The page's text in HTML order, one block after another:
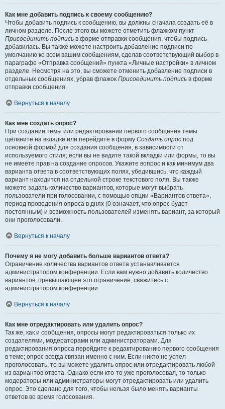
Как мне добавить подпись к своему сообщению?
Чтобы добавить подпись к сообщению, вы должны сначала создать её в
личном разделе. После этого вы можете отметить флажком пункт
Присоединить подпись в форме отправки сообщения, чтобы подпись
добавилась. Вы также можете настроить добавление подписи по
умолчанию ко всем вашим сообщениям, сделав соответствующий выбор в
параграфе «Отправка сообщений» пункта «Личные настройки» в личном
разделе. Несмотря на это, вы сможете отменить добавление подписи в
отдельных сообщениях, убрав флажок Присоединить подпись в форме
отправки сообщения.
Вернуться к началу
Как мне создать опрос?
При создании темы или редактировании первого сообщения темы
щёлкните на вкладке или перейдите в форму Создать опрос под
основной формой для создания сообщения, в зависимости от
используемого стиля; если вы не видите такой вкладки или формы, то вы
не имеете прав на создание опросов. Укажите вопрос и как минимум два
варианта ответа в соответствующих полях, убедившись, что каждый
вариант находится на отдельной строке текстового поля. Вы также
можете задать количество вариантов, которые могут выбрать
пользователи при голосовании, с помощью опции «Вариантов ответа»,
период проведения опроса в днях (0 означает, что опрос будет
постоянным) и возможность пользователей изменять вариант, за который
они проголосовали.
Вернуться к началу
Почему я не могу добавить больше вариантов ответа?
Ограничение количества вариантов ответа устанавливается
администратором конференции. Если вам нужно добавить количество
вариантов, превышающее это ограничение, свяжитесь с
администратором конференции.
Вернуться к началу
Как мне отредактировать или удалить опрос?
Так же, как и сообщения, опросы могут редактироваться только их
создателями, модераторами или администраторами. Для
редактирования опроса перейдите к редактированию первого сообщения
в теме; опрос всегда связан именно с ним. Если никто не успел
проголосовать, то вы можете удалить опрос или отредактировать любой
из вариантов ответа. Однако если кто-то уже проголосовал, то только
модераторы или администраторы могут отредактировать или удалить
опрос. Это сделано для того, чтобы нельзя было менять варианты
ответов во время голосования.